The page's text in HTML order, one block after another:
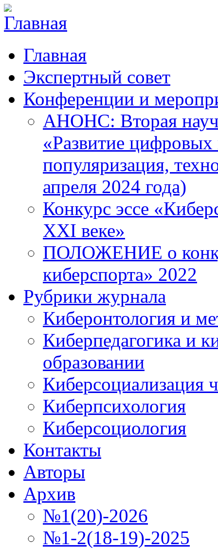
Главная
Экспертный совет
Конференции и
АНОНС: Вторая
«Развитие цифровых
популяризация,
апреля 2024 года)
Конкурс эссе
XXI веке»
ПОЛОЖЕНИЕ о
киберспорта» 2022
Рубрики журнала
Киберонтология и
Киберпедагогика и
образовании
Киберсоциализация
Киберпсихология
Киберсоциология
Контакты
Авторы
Архив
№1(20)-2026
№1-2(18-19)-2025